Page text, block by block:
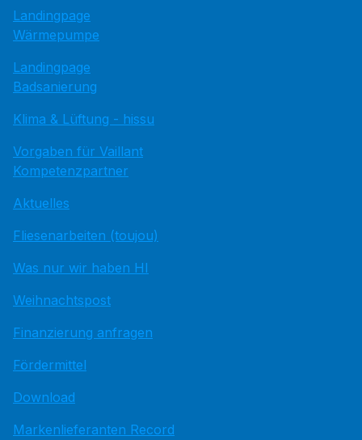
Landingpage
Wärmepumpe
Landingpage
Badsanierung
Klima & Lüftung - hissu
Vorgaben für Vaillant
Kompetenzpartner
Aktuelles
Fliesenarbeiten (toujou)
Was nur wir haben HI
Weihnachtspost
Finanzierung anfragen
Fördermittel
Download
Markenlieferanten Record